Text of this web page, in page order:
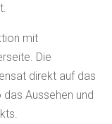
mit
Die
direkt auf das
Aussehen und